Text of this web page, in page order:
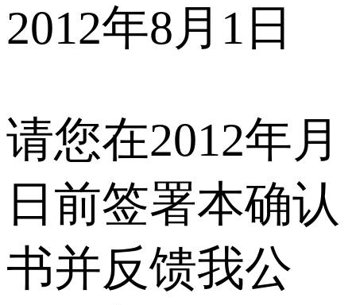
2012年8月1日
请您在2012年月
日前签署本确认
书并反馈我公